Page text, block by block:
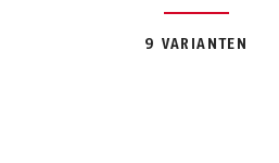
9 VARIANTEN